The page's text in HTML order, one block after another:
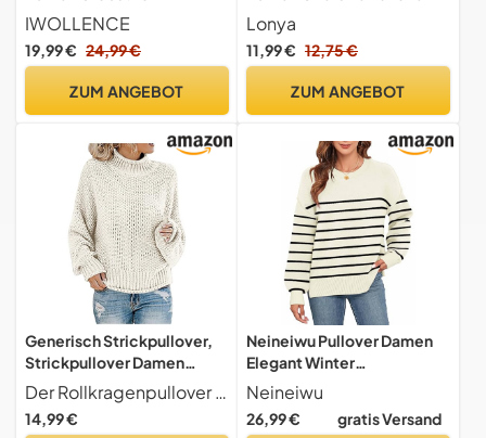
Strickpullover mit V
Ausschnitt Eleganter
Winter Pulli Langarm
Damenpullover (Creme, M)
IWOLLENCE
19,99 € 24,99 €
ZUM ANGEBOT
Winter Elegant Langarm
Lose Grobstrickpullover
Gestrickt Rundhals Pulli
Tops Burgundy,M
Lonya
11,99 € 12,75 €
ZUM ANGEBOT
Generisch Strickpullover,
Strickpullover Damen
Pullover elegant
Winterpullover Casual
Strickpulli Herbst Winter
Der Rollkragenpullover aus feiner Wolle hält an kühlen Herbst- und Wintertagen optimal warm Strickpullover ideal für den täglichen Einsatz und passt zu verschiedenen Styles
14,99 €
Neineiwu Pullover Damen
Elegant Winter
Rollkragenpullover
Strickpullover
Grobstrickpullover Casual
Neineiwu
26,99 € gratis Versand